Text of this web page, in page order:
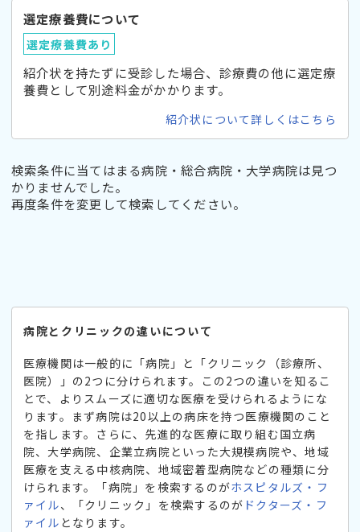
選定療養費について
選定療養費あり
紹介状を持たずに受診した場合、診療費の他に選定療
養費として別途料金がかかります。
紹介状について詳しくはこちら
検索条件に当てはまる病院・総合病院・大学病院は見つ
かりませんでした。
再度条件を変更して検索してください。
病院とクリニックの違いについて
医療機関は一般的に「病院」と「クリニック（診療所、
医院）」の2つに分けられます。この2つの違いを知るこ
とで、よりスムーズに適切な医療を受けられるようにな
ります。まず病院は20以上の病床を持つ医療機関のこと
を指します。さらに、先進的な医療に取り組む国立病
院、大学病院、企業立病院といった大規模病院や、地域
医療を支える中核病院、地域密着型病院などの種類に分
けられます。「病院」を検索するのがホスピタルズ・フ
ァイル、「クリニック」を検索するのが ドクターズ・フ
ァイル となります。